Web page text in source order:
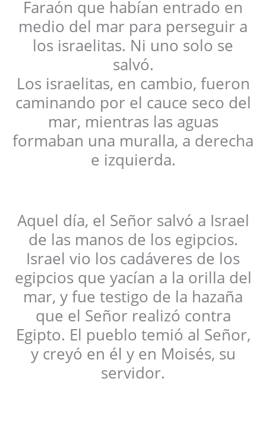
Faraón que habían entrado en
medio del mar para perseguir a
los israelitas. Ni uno solo se
salvó.
Los israelitas, en cambio, fueron
caminando por el cauce seco del
mar, mientras las aguas
formaban una muralla, a derecha
e izquierda.
Aquel día, el Señor salvó a Israel
de las manos de los egipcios.
Israel vio los cadáveres de los
egipcios que yacían a la orilla del
mar, y fue testigo de la hazaña
que el Señor realizó contra
Egipto. El pueblo temió al Señor,
y creyó en él y en Moisés, su
servidor.